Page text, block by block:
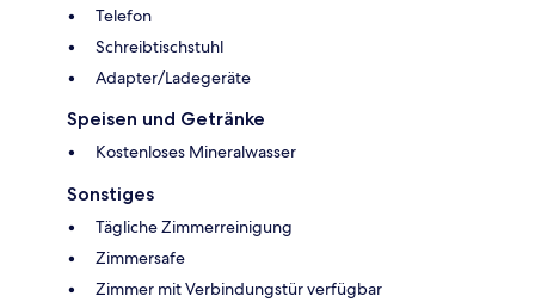
Telefon
Schreibtischstuhl
Adapter/Ladegeräte
Speisen und Getränke
Kostenloses Mineralwasser
Sonstiges
Tägliche Zimmerreinigung
Zimmersafe
Zimmer mit Verbindungstür verfügbar